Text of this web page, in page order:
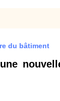
du bâtiment